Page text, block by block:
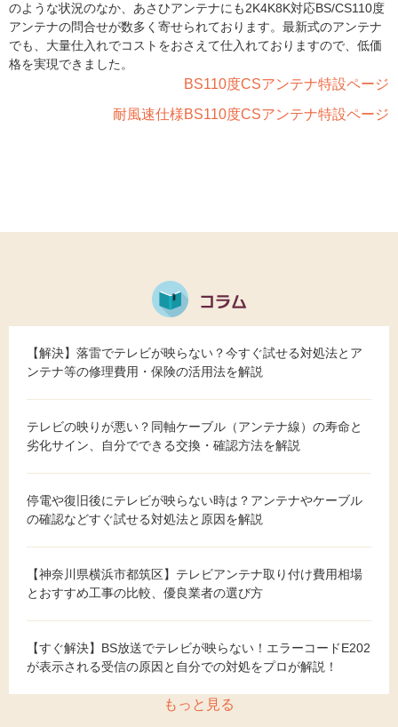
のような状況のなか、あさひアンテナにも2K4K8K対応BS/CS110度
アンテナの問合せが数多く寄せられております。最新式のアンテナ
でも、大量仕入れでコストをおさえて仕入れておりますので、低価
格を実現できました。
BS110度CSアンテナ特設ページ
耐風速仕様BS110度CSアンテナ特設ページ
【解決】落雷でテレビが映らない？今すぐ試せる対処法とア
ンテナ等の修理費用・保険の活用法を解説
テレビの映りが悪い？同軸ケーブル（アンテナ線）の寿命と
劣化サイン、自分でできる交換・確認方法を解説
停電や復旧後にテレビが映らない時は？アンテナやケーブル
の確認などすぐ試せる対処法と原因を解説
【神奈川県横浜市都筑区】テレビアンテナ取り付け費用相場
とおすすめ工事の比較、優良業者の選び方
【すぐ解決】BS放送でテレビが映らない！エラーコードE202
が表示される受信の原因と自分での対処をプロが解説！
もっと見る